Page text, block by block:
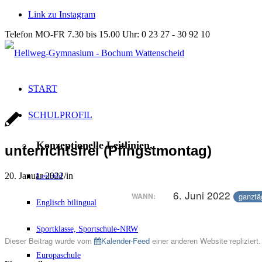
Link zu Instagram
Telefon MO-FR 7.30 bis 15.00 Uhr: 0 23 27 - 30 92 10
START
SCHULPROFIL
Konzeptionelle Leitlinien.
Leitbild
Englisch bilingual
Sportklasse, Sportschule-NRW
Europaschule
unterrichtsfrei (Pfingstmontag)
20. Januar 2022/in
WANN: 6. Juni 2022
Dieser Beitrag wurde vom Kalender-Feed einer anderen Website repliziert.